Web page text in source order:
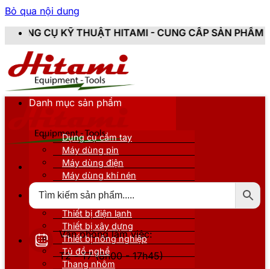
Bỏ qua nội dung
HITAMI - CUNG CẤP SẢN PHẨM CHÍNH HÃNG,
Văn phòng làm việc:
T2 - T7 (8h00 - 17h45)
Danh mục sản phẩm
Dụng cụ cầm tay
Máy dùng pin
Máy dùng điện
Máy dùng khí nén
Thiết bị nâng đỡ
Thiết bị điện lạnh
Thiết bị xây dựng
Thiết bị nông nghiệp
Tủ đồ nghề
Thang nhôm